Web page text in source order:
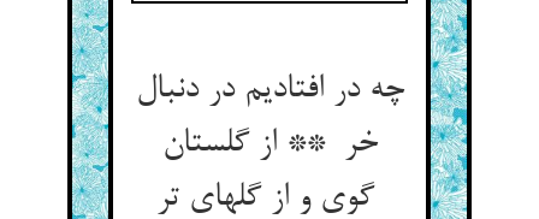
چه در افتادیم در دنبال
خر ** از گلستان
گوی و از گلهای تر